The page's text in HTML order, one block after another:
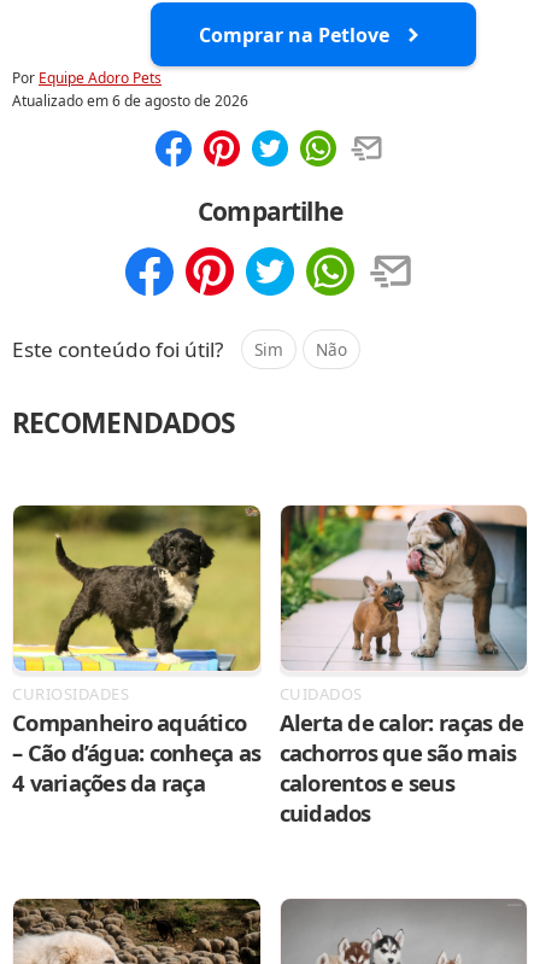
Comprar na Petlove
Por Equipe Adoro Pets
Atualizado em6 de agosto de 2026
Compartilhe
Este conteúdo foi útil? Sim Não
RECOMENDADOS
CURIOSIDADES
Companheiro aquático
– Cão d’água: conheça as
4 variações da raça
CUIDADOS
Alerta de calor: raças de
cachorros que são mais
calorentos e seus
cuidados